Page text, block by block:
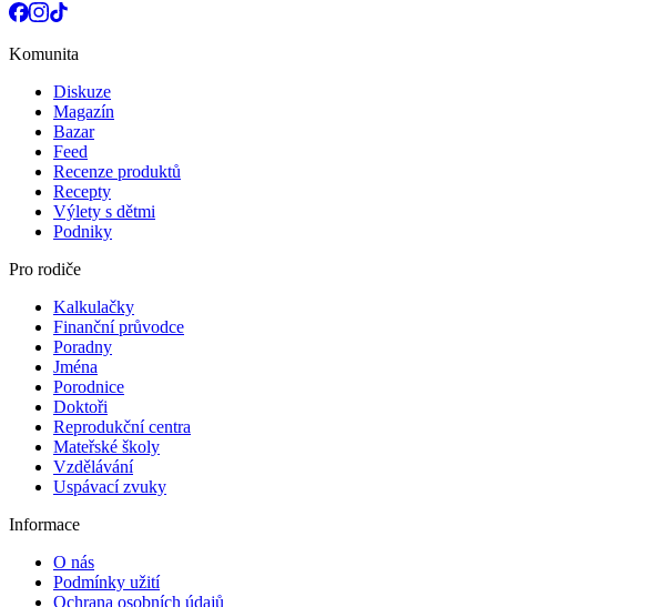
Komunita
Diskuze
Magazín
Bazar
Feed
Recenze produktů
Recepty
Výlety s dětmi
Podniky
Pro rodiče
Kalkulačky
Finanční průvodce
Poradny
Jména
Porodnice
Doktoři
Reprodukční centra
Mateřské školy
Vzdělávání
Uspávací zvuky
Informace
O nás
Podmínky užití
Ochrana osobních údajů